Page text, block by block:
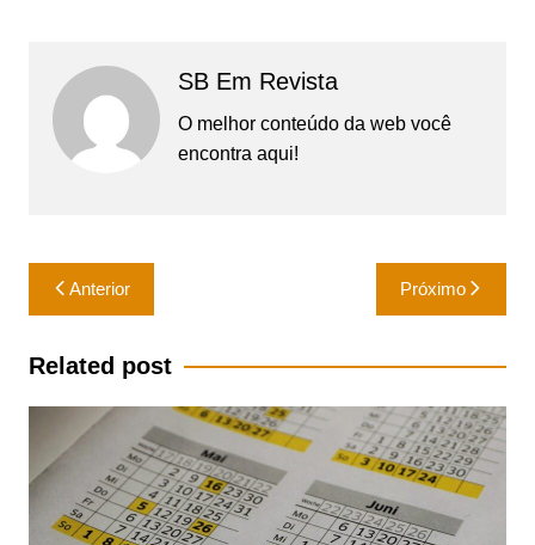
SB Em Revista
O melhor conteúdo da web você
encontra aqui!
Navegação
de
Post
Anterior Próximo
Related post